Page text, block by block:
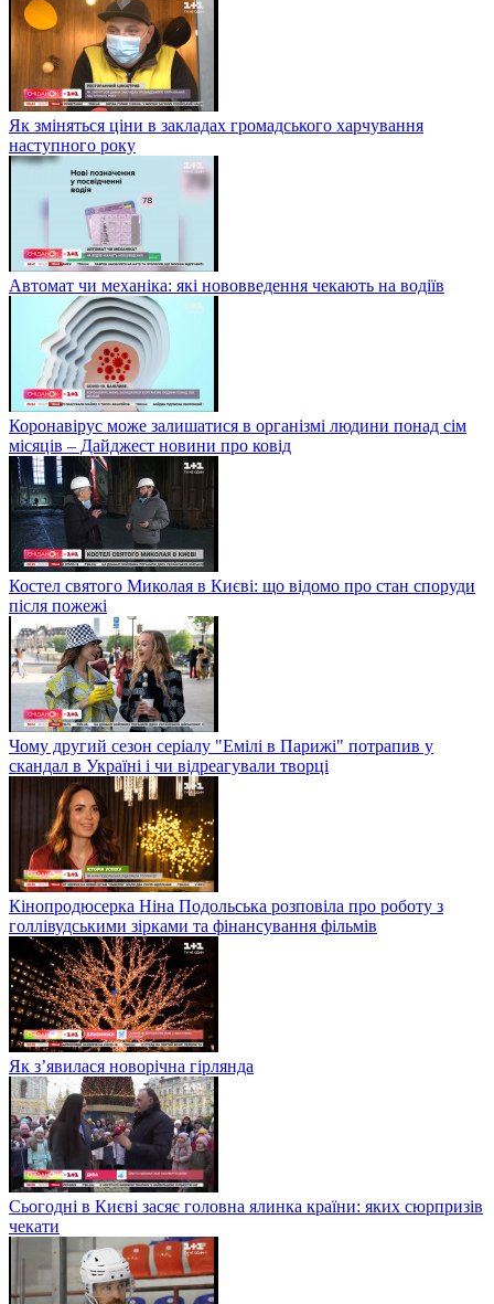
Як зміняться ціни в закладах громадського харчування
наступного року
Автомат чи механіка: які нововведення чекають на водіїв
Коронавірус може залишатися в організмі людини понад сім
місяців – Дайджест новини про ковід
Костел святого Миколая в Києві: що відомо про стан споруди
після пожежі
Чому другий сезон серіалу "Емілі в Парижі" потрапив у
скандал в Україні і чи відреагували творці
Кінопродюсерка Ніна Подольська розповіла про роботу з
голлівудськими зірками та фінансування фільмів
Як з’явилася новорічна гірлянда
Сьогодні в Києві засяє головна ялинка країни: яких сюрпризів
чекати